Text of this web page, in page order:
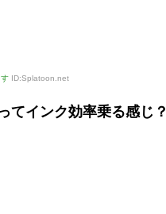
ID:Splatoon.net
てインク効率乗る感じ？